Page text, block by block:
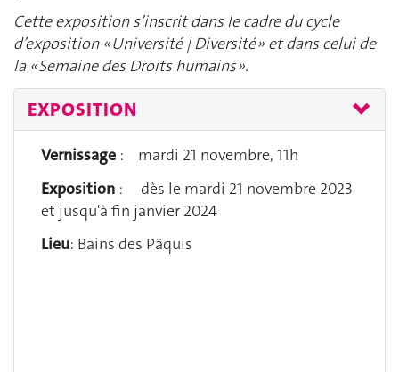
Cette exposition s’inscrit dans le cadre du cycle
d’exposition « Université | Diversité » et dans celui de
la « Semaine des Droits humains ».
EXPOSITION
Vernissage : mardi 21 novembre, 11h
Exposition : dès le mardi 21 novembre 2023
et jusqu'à fin janvier 2024
Lieu: Bains des Pâquis